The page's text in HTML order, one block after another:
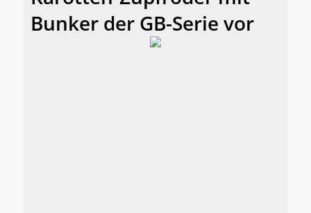
Bunker der GB-Serie vor